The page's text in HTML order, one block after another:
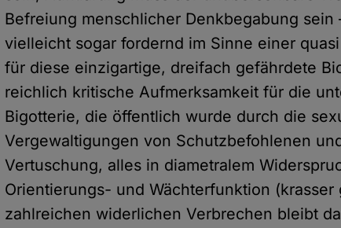
Befreiung menschlicher Denkbegabung sein
vielleicht sogar fordernd im Sinne einer
für diese einzigartige, dreifach gefährdete
reichlich kritische Aufmerksamkeit für die
Bigotterie, die öffentlich wurde durch die
Vergewaltigungen von Schutzbefohlenen
Vertuschung, alles in diametralem
Orientierungs- und Wächterfunktion (krasser
zahlreichen widerlichen Verbrechen bleibt